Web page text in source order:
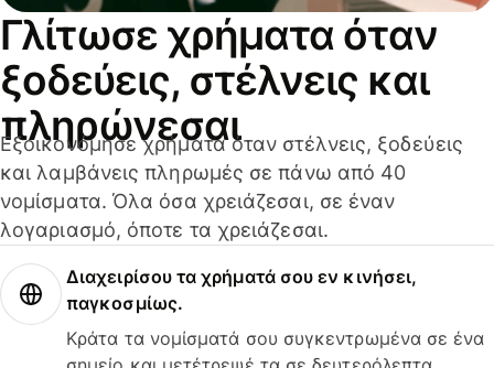
Γλίτωσε χρήματα όταν
ξοδεύεις, στέλνεις και
πληρώνεσαι
Εξοικονόμησε χρήματα όταν στέλνεις, ξοδεύεις
και λαμβάνεις πληρωμές σε πάνω από 40
νομίσματα. Όλα όσα χρειάζεσαι, σε έναν
λογαριασμό, όποτε τα χρειάζεσαι.
Διαχειρίσου τα χρήματά σου εν κινήσει,
παγκοσμίως.
Κράτα τα νομίσματά σου συγκεντρωμένα σε ένα